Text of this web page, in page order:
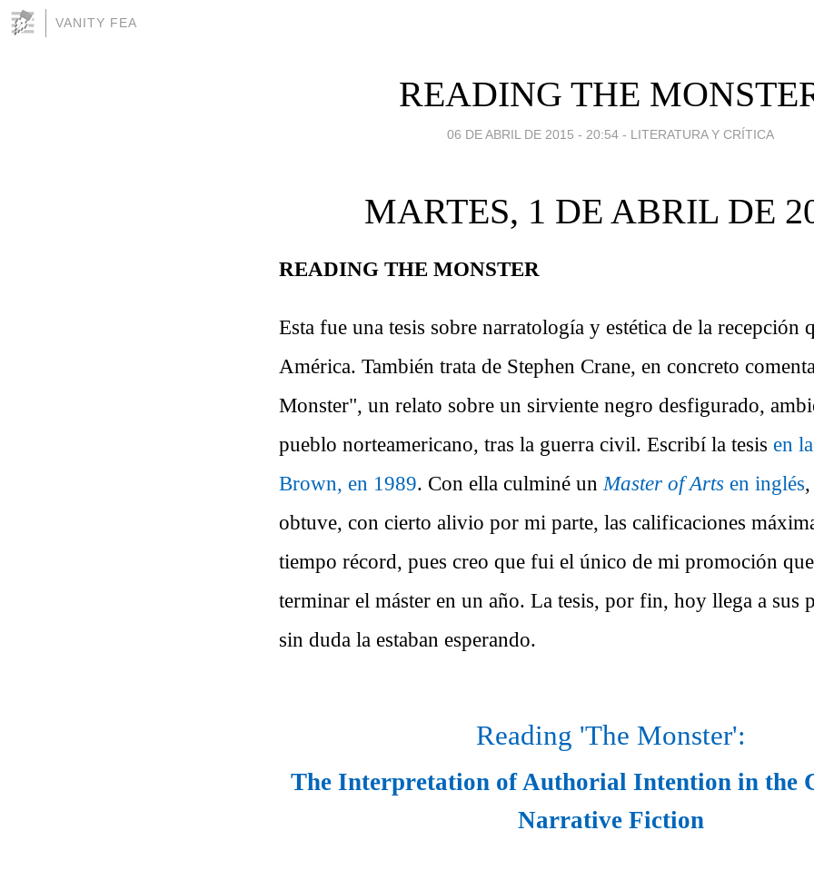
VANITY FEA
READING THE
06 DE ABRIL DE 2015 - 20:54 - LITERATURA Y CRÍTICA
MARTES, 1 DE ABRIL DE
READING THE MONSTER
Esta fue una tesis sobre narratología y estética de la recepción
América. También trata de Stephen Crane, en concreto
Monster", un relato sobre un sirviente negro desfigurado,
pueblo norteamericano, tras la guerra civil. Escribí la tesis en
Brown, en 1989. Con ella culminé un Master of Arts en inglés
obtuve, con cierto alivio por mi parte, las calificaciones
tiempo récord, pues creo que fui el único de mi promoción
terminar el máster en un año. La tesis, por fin, hoy llega a sus
sin duda la estaban esperando.
Reading 'The Monster':
The Interpretation of Authorial Intention in the
Narrative Fiction